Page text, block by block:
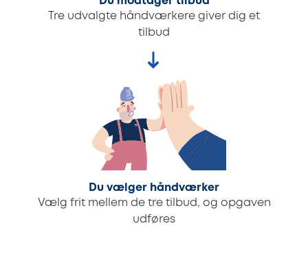
Tre udvalgte håndværkere giver dig et
tilbud
Du vælger håndværker
Vælg frit mellem de tre tilbud, og opgaven
udføres